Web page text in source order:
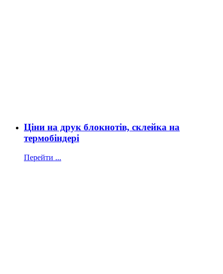
Ціни на друк блокнотів, склейка на
термобіндері
Перейти ...